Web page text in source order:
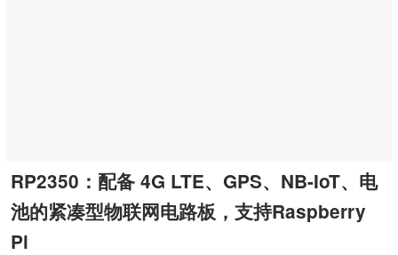
RP2350：配备 4G LTE、GPS、NB-IoT、电
池的紧凑型物联网电路板，支持Raspberry
Pi